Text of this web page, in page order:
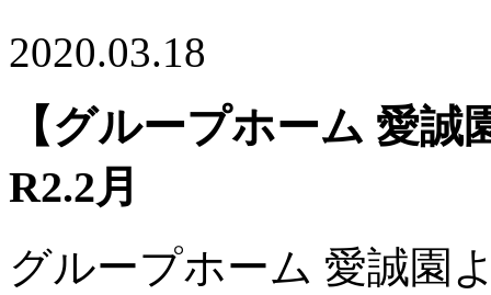
2020.03.18
【グループホーム 愛
R2.2月
グループホーム 愛誠園